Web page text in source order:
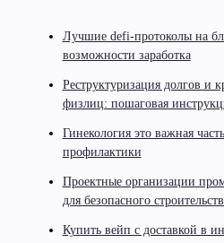
Лучшие defi-протоколы на
возможности заработка
Реструктуризация долгов и
физлиц: пошаговая
Гинекология это важная
профилактики
Проектные организации
для безопасного
Купить вейп с доставкой в